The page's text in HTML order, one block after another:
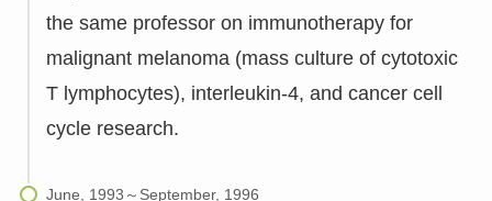
the same professor on immunotherapy for
malignant melanoma (mass culture of cytotoxic
T lymphocytes), interleukin-4, and cancer cell
cycle research.